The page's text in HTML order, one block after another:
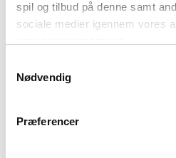
spil og tilbud på denne samt
sociale medier igennem vores
Du kan læse mere om vores
"Detaljer" eller ved at klikke
Nødvendig
Præferencer